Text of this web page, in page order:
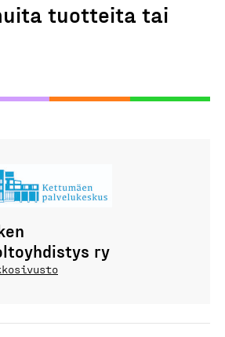
tuotteita tai
ry